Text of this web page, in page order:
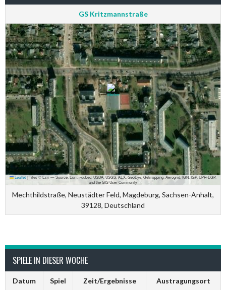
GS Kritzmannstraße
Leaflet|Tiles © Esri — Source: Esri, i-cubed, USDA, USGS, AEX, GeoEye, Getmapping, Aerogrid, IGN, IGP, UPR-EGP,
and the GIS User Community
Mechthildstraße, Neustädter Feld, Magdeburg, Sachsen-Anhalt,
39128, Deutschland
SPIELE IN DIESER WOCHE
Datum Spiel Zeit/Ergebnisse Austragungsort